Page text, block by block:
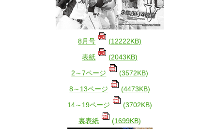
8月号 (12222KB)
表紙 (2043KB)
2～7ページ (3572KB)
8～13ページ (4473KB)
14～19ページ (3702KB)
裏表紙 (1699KB)